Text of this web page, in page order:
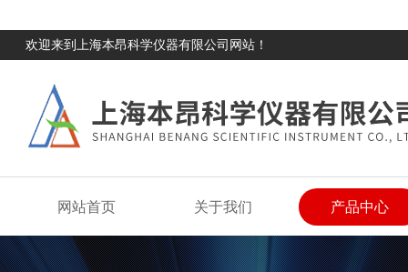
欢迎来到上海本昂科学仪器有限公司网站！
网站首页 关于我们 产品中心